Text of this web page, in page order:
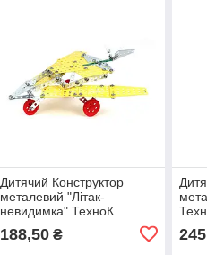
Дитячий Конструктор
металевий "Літак-
невидимка" ТехноК
188,50₴ 245